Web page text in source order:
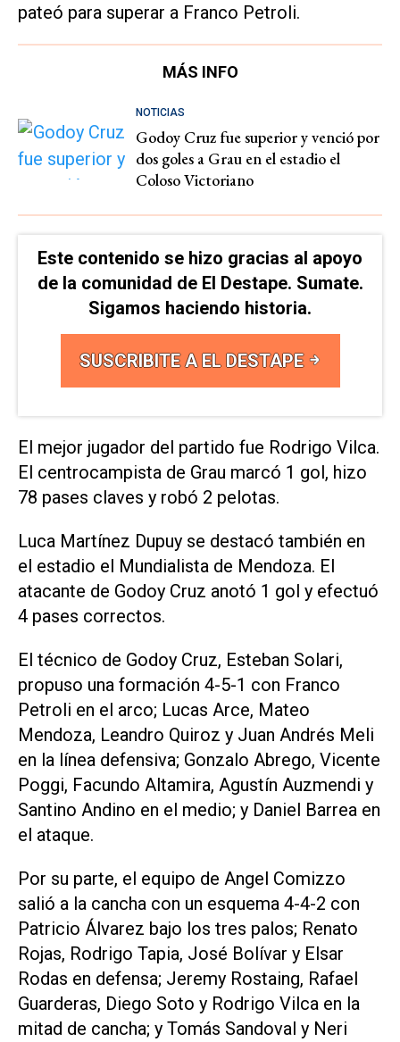
pateó para superar a Franco Petroli.
MÁS INFO
NOTICIAS
Godoy Cruz fue superior y venció por
dos goles a Grau en el estadio el
Coloso Victoriano
Este contenido se hizo gracias al apoyo
de la comunidad de El Destape. Sumate.
Sigamos haciendo historia.
SUSCRIBITE A EL DESTAPE
El mejor jugador del partido fue Rodrigo Vilca.
El centrocampista de Grau marcó 1 gol, hizo
78 pases claves y robó 2 pelotas.
Luca Martínez Dupuy se destacó también en
el estadio el Mundialista de Mendoza. El
atacante de Godoy Cruz anotó 1 gol y efectuó
4 pases correctos.
El técnico de Godoy Cruz, Esteban Solari,
propuso una formación 4-5-1 con Franco
Petroli en el arco; Lucas Arce, Mateo
Mendoza, Leandro Quiroz y Juan Andrés Meli
en la línea defensiva; Gonzalo Abrego, Vicente
Poggi, Facundo Altamira, Agustín Auzmendi y
Santino Andino en el medio; y Daniel Barrea en
el ataque.
Por su parte, el equipo de Angel Comizzo
salió a la cancha con un esquema 4-4-2 con
Patricio Álvarez bajo los tres palos; Renato
Rojas, Rodrigo Tapia, José Bolívar y Elsar
Rodas en defensa; Jeremy Rostaing, Rafael
Guarderas, Diego Soto y Rodrigo Vilca en la
mitad de cancha; y Tomás Sandoval y Neri